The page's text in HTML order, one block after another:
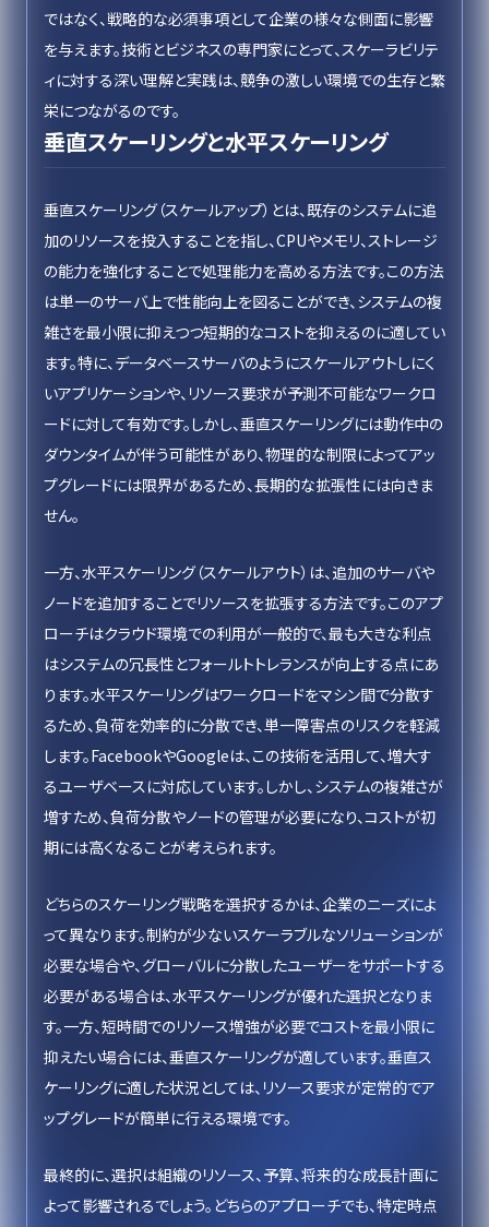
ではなく、戦略的な必須事項として企業の様々な側面に影響
を与えます。技術とビジネスの専門家にとって、スケーラビリテ
ィに対する深い理解と実践は、競争の激しい環境での生存と繁
栄につながるのです。
垂直スケーリングと水平スケーリング
垂直スケーリング（スケールアップ）とは、既存のシステムに追
加のリソースを投入することを指し、CPUやメモリ、ストレージ
の能力を強化することで処理能力を高める方法です。この方法
は単一のサーバ上で性能向上を図ることができ、システムの複
雑さを最小限に抑えつつ短期的なコストを抑えるのに適してい
ます。特に、データベースサーバのようにスケールアウトしにく
いアプリケーションや、リソース要求が予測不可能なワークロ
ードに対して有効です。しかし、垂直スケーリングには動作中の
ダウンタイムが伴う可能性があり、物理的な制限によってアッ
プグレードには限界があるため、長期的な拡張性には向きま
せん。
一方、水平スケーリング（スケールアウト）は、追加のサーバや
ノードを追加することでリソースを拡張する方法です。このアプ
ローチはクラウド環境での利用が一般的で、最も大きな利点
はシステムの冗長性とフォールトトレランスが向上する点にあ
ります。水平スケーリングはワークロードをマシン間で分散す
るため、負荷を効率的に分散でき、単一障害点のリスクを軽減
します。FacebookやGoogleは、この技術を活用して、増大す
るユーザベースに対応しています。しかし、システムの複雑さが
増すため、負荷分散やノードの管理が必要になり、コストが初
期には高くなることが考えられます。
どちらのスケーリング戦略を選択するかは、企業のニーズによ
って異なります。制約が少ないスケーラブルなソリューションが
必要な場合や、グローバルに分散したユーザーをサポートする
必要がある場合は、水平スケーリングが優れた選択となりま
す。一方、短時間でのリソース増強が必要でコストを最小限に
抑えたい場合には、垂直スケーリングが適しています。垂直ス
ケーリングに適した状況としては、リソース要求が定常的でア
ップグレードが簡単に行える環境です。
最終的に、選択は組織のリソース、予算、将来的な成長計画に
よって影響されるでしょう。どちらのアプローチでも、特定時点